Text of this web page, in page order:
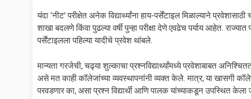
यंदा ‘नीट’ परीक्षेत अनेक विद्यार्थ्यांना हाय-पर्सेंटाइल मिळाल्याने
शाखा बदलणे किंवा पुढल्या वर्षी पुन्हा परीक्षा देणे एवढेच पर्याय आहेत.
पर्सेंटाइलला पहिल्या यादीचे प्रवेश थांबले.
मान्यता गरजेची, चढ्या शुल्काचा प्रश्नविद्यार्थ्यांमध्ये प्रवेशाबाबत
असे मत काही कॉलेजांच्या व्यवस्थापनांनी व्यक्त केले. मात्र, या खासगी
परवडणार का, असा प्रश्न विद्यार्थी आणि पालक यांच्याकडून उपस्थित